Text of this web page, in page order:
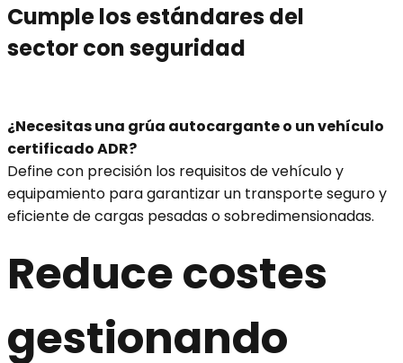
Cumple los estándares del
sector con seguridad
¿Necesitas una grúa autocargante o un vehículo
certificado ADR?
Define con precisión los requisitos de vehículo y
equipamiento para garantizar un transporte seguro y
eficiente de cargas pesadas o sobredimensionadas.
Reduce costes
gestionando